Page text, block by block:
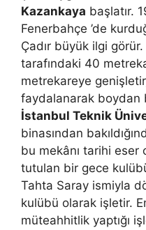
Kazankaya başlatır.
Fenerbahçe ’de
Çadır büyük ilgi görür.
tarafındaki 40
metrekareye
faydalanarak boydan
İstanbul Teknik
binasından
bu mekânı tarihi eser
tutulan bir gece
Tahta Saray ismiyla
kulübü olarak işletir.
müteahhitlik yaptığı